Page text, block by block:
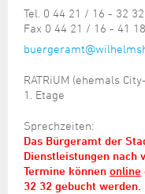
Tel. 0 44 21 / 16 - 32 32
Fax 0 44 21 / 16 - 41
RATRiUM (ehemals
1. Etage
Sprechzeiten:
Das Bürgeramt der
Dienstleistungen nach
Termine können online
32 32 gebucht werden.